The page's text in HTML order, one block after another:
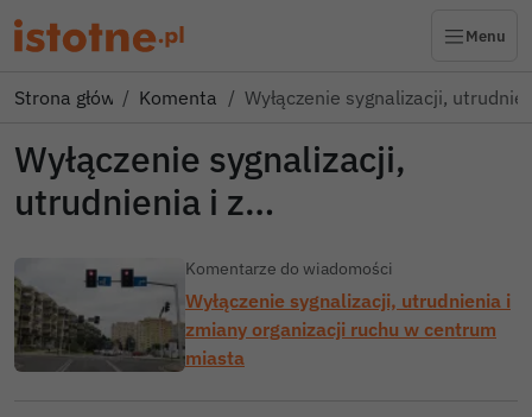
Menu
Strona główna Komentarze Wyłączenie sygnalizacji,
Wyłączenie sygnalizacji,
utrudnienia i z…
Komentarze do wiadomości
Wyłączenie sygnalizacji, utrudnienia i
zmiany organizacji ruchu w centrum
miasta